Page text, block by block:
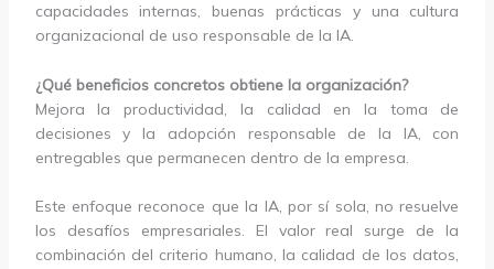
capacidades internas, buenas prácticas y una cultura
organizacional de uso responsable de la IA.
¿Qué beneficios concretos obtiene la organización?
Mejora la productividad, la calidad en la toma de
decisiones y la adopción responsable de la IA, con
entregables que permanecen dentro de la empresa.
Este enfoque reconoce que la IA, por sí sola, no resuelve
los desafíos empresariales. El valor real surge de la
combinación del criterio humano, la calidad de los datos,